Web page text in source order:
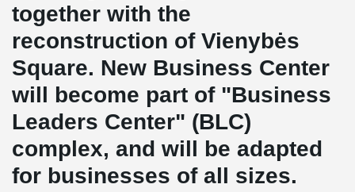
together with the
reconstruction of Vienybės
Square. New Business Center
will become part of "Business
Leaders Center" (BLC)
complex, and will be adapted
for businesses of all sizes.